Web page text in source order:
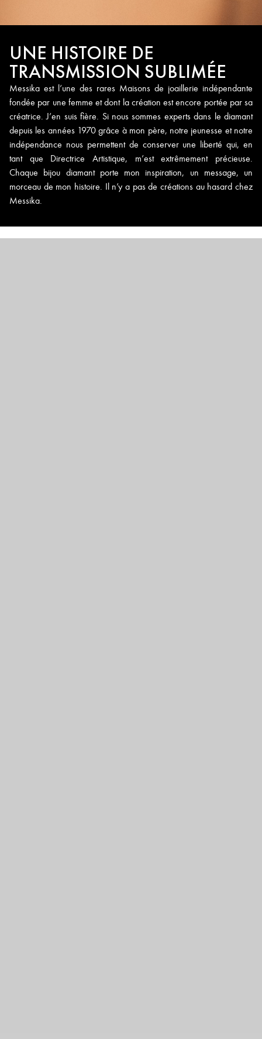
UNE HISTOIRE DE
TRANSMISSION SUBLIMÉE
Messika est l’une des rares Maisons de joaillerie indépendante
fondée par une femme et dont la création est encore portée par sa
créatrice. J’en suis fière. Si nous sommes experts dans le diamant
depuis les années 1970 grâce à mon père, notre jeunesse et notre
indépendance nous permettent de conserver une liberté qui, en
tant que Directrice Artistique, m’est extrêmement précieuse.
Chaque bijou diamant porte mon inspiration, un message, un
morceau de mon histoire. Il n’y a pas de créations au hasard chez
Messika.